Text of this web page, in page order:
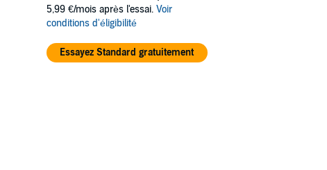
5,99 €/mois après l'essai. Voir
conditions d'éligibilité
Essayez Standard gratuitement